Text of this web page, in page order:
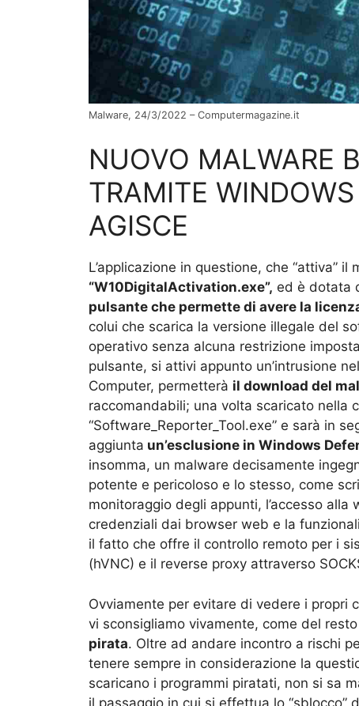
Malware, 24/3/2022 – Computermagazine.it
NUOVO MALWARE
TRAMITE
AGISCE
L’applicazione in questione, che “attiva”
“W10DigitalActivation.exe”, ed è dotata
pulsante che permette di avere la
colui che scarica la versione illegale del
operativo senza alcuna restrizione
pulsante, si attivi appunto un’intrusione
Computer, permetterà il download del
raccomandabili; una volta scaricato nella
“Software_Reporter_Tool.exe” e sarà in
aggiunta un’esclusione in Windows
insomma, un malware decisamente
potente e pericoloso e lo stesso, come
monitoraggio degli appunti, l’accesso
credenziali dai browser web e la
il fatto che offre il controllo remoto per i
(hVNC) e il reverse proxy attraverso
Ovviamente per evitare di vedere i propri
vi sconsigliamo vivamente, come del
pirata. Oltre ad andare incontro a rischi
tenere sempre in considerazione la
scaricano i programmi piratati, non si sa
il passaggio in cui si effettua lo